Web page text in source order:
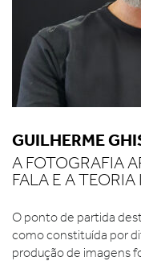
GUILHERME
A FOTOGRAFIA
FALA E A
O ponto de partida
como constituída por
produção de imagens